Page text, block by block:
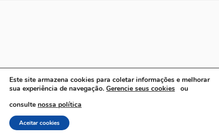
Este site armazena cookies para coletar informações e melhorar
sua experiência de navegação. Gerencie seus cookies ou
consulte nossa política
Aceitar cookies
Portugues Brasil